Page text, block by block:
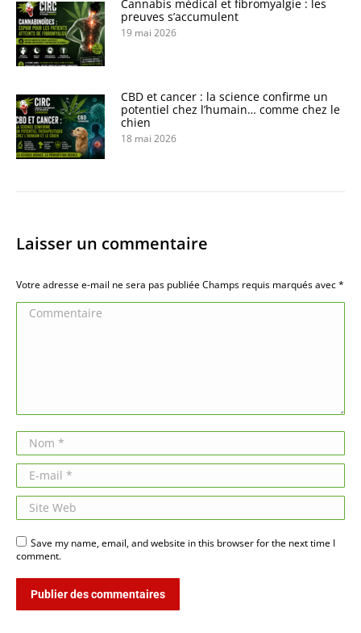
Cannabis médical et fibromyalgie : les
preuves s’accumulent
19 mai 2026
CBD et cancer : la science confirme un
potentiel chez l’humain… comme chez le
chien
18 mai 2026
Laisser un commentaire
Votre adresse e-mail ne sera pas publiée Champs requis marqués avec*
Commentaire
Nom *
E-mail *
Site Web
Save my name, email, and website in this browser for the next time I
comment.
Publier des commentaires